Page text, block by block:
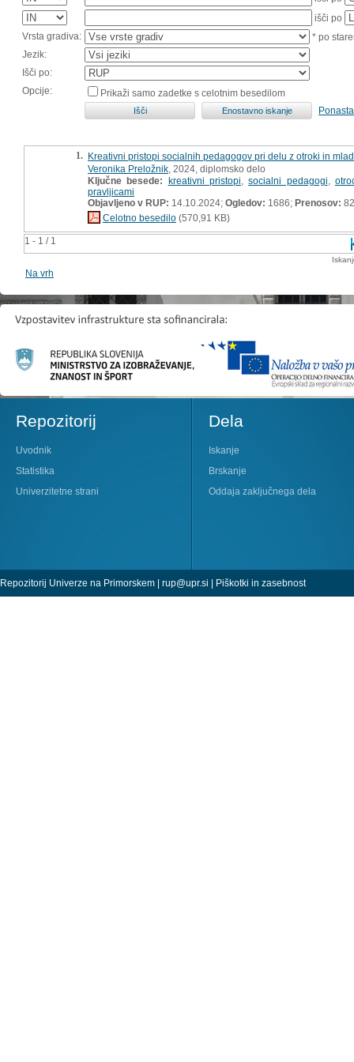
išči po
Vrsta gradiva:
* po
Jezik:
Išči po:
Opcije:
Prikaži samo zadetke s celotnim besedilom
1 - 1 / 1
1. Kreativni pristopi socialnih pedagogov pri delu z otroki in
Veronika Preložnik , 2024, diplomsko delo
Ključne besede: kreativni pristopi ,socialni pedagogi
pravljicami
Objavljeno v RUP: 14.10.2024; Ogledov: 1686; Prenosov: 82
Celotno besedilo (570,91 KB)
Na vrh
Repozitorij
Uvodnik
Statistika
Univerzitetne strani
Dela
Iskanje
Brskanje
Oddaja zaključnega dela
Repozitorij Univerze na Primorskem | rup@upr.si | Piškotki in zasebnost